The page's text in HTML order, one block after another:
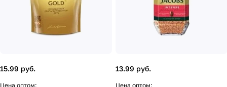
15.99 руб.
Цена оптом:
13.99 руб.
Цена оптом: